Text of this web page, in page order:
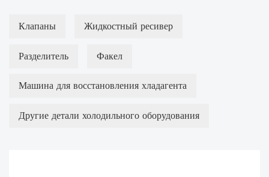
Клапаны
Жидкостный ресивер
Разделитель
Факел
Машина для восстановления хладагента
Другие детали холодильного оборудования